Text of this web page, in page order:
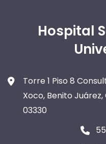
Hospital
Torre 1 Piso 8
Xoco, Benito Juárez,
03330